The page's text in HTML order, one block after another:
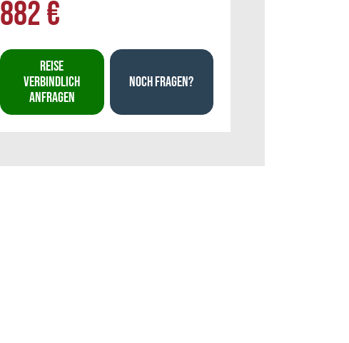
882 €
REISE
VERBINDLICH
ANFRAGEN
NOCH FRAGEN?